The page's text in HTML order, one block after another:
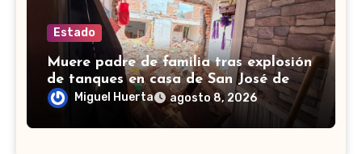
Estado
Muere padre de familia tras explosión
de tanques en casa de San José de
IturbideMiguel Huerta agosto 8, 2026